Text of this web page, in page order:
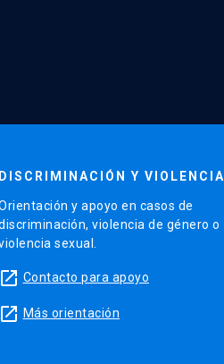
DISCRIMINACIÓN Y VIOLENCIA
y apoyo en casos de
violencia de género o
sexual.
launch Contacto para apoyo
launch Más orientación